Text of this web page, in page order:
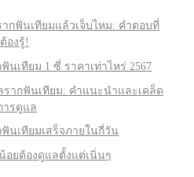
ากฟันเทียมแล้วเจ็บไหม: คำตอบที่
องรู้!
ฟันเทียม 1 ซี่ ราคาเท่าไหร่ 2567
รากฟันเทียม: คำแนะนำและเคล็ด
ารดูแล
ฟันเทียมเสร็จภายในกี่วัน
อยต้องดูแลตั้งแต่เนิ่นๆ